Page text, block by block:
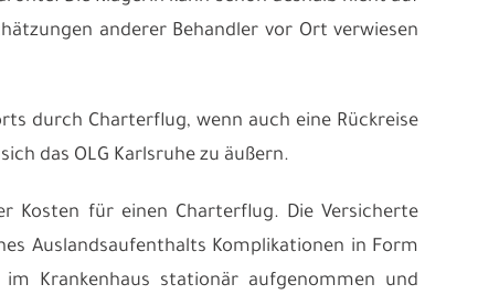
anderer Behandler vor Ort verwiesen
durch Charterflug, wenn auch eine Rückreise
das OLG Karlsruhe zu äußern.
Kosten für einen Charterflug. Die Versicherte
Auslandsaufenthalts Komplikationen in Form
Krankenhaus stationär aufgenommen und